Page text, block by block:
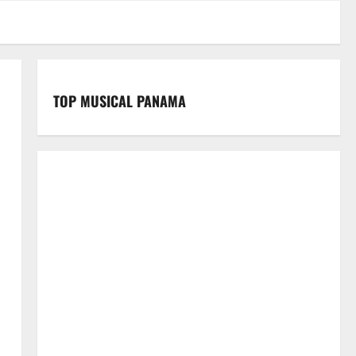
TOP MUSICAL PANAMA